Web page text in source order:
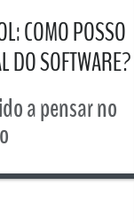
COMO POSSO
DO SOFTWARE?
a pensar no